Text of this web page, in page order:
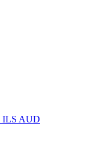
ILS AUD